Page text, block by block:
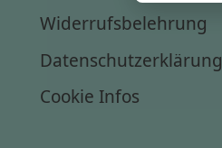
Widerrufsbelehrung
Datenschutzerklärung
Cookie Infos